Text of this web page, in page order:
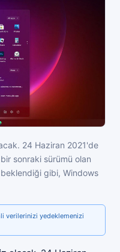
24 Haziran 2021'de
sonraki sürümü olan
gibi, Windows
verilerinizi yedeklemenizi